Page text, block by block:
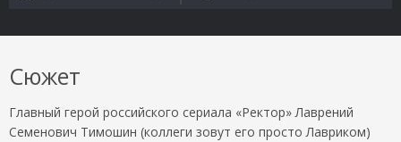
Сюжет
Главный герой российского сериала «Ректор» Лаврений
Семенович Тимошин (коллеги зовут его просто Лавриком)